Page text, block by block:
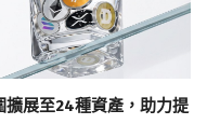
展至24種資產，助力提